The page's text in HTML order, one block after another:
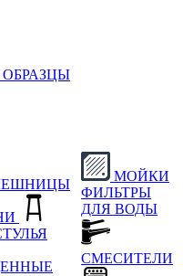
МОЙКИ
ФИЛЬТРЫ
ДЛЯ ВОДЫ
СМЕСИТЕЛИ